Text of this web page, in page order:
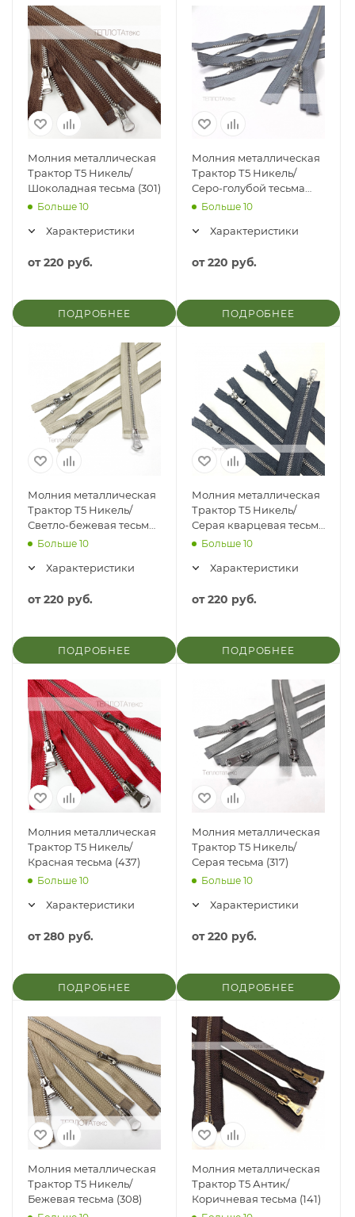
Молния металлическая
Трактор Т5 Никель/
Шоколадная тесьма (301)
Больше 10
Характеристики
от220 руб.
ПОДРОБНЕЕ
Молния металлическая
Трактор Т5 Никель/
Серо-голубой тесьма
(545)
Больше 10
Характеристики
от220 руб.
ПОДРОБНЕЕ
Молния металлическая
Трактор Т5 Никель/
Светло-бежевая тесьма
(307)
Больше 10
Характеристики
от220 руб.
ПОДРОБНЕЕ
Молния металлическая
Трактор Т5 Никель/
Серая кварцевая тесьма
(312)Больше 10
Характеристики
от220 руб.
ПОДРОБНЕЕ
Молния металлическая
Трактор Т5 Никель/
Красная тесьма (437)
Больше 10
Характеристики
от280 руб.
ПОДРОБНЕЕ
Молния металлическая
Трактор Т5 Никель/
Серая тесьма (317)
Больше 10
Характеристики
от220 руб.
ПОДРОБНЕЕ
Молния металлическая
Трактор Т5 Никель/
Бежевая тесьма (308)
Молния металлическая
Трактор Т5 Антик/
Коричневая тесьма (141)